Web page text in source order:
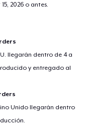
2026 o antes.
llegarán dentro de 4 a
y entregado al
Unido llegarán dentro